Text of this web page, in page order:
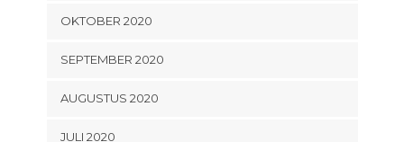
OKTOBER 2020
SEPTEMBER 2020
AUGUSTUS 2020
JULI 2020